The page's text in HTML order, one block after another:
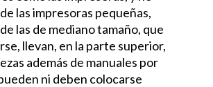
las impresoras pequeñas,
las de mediano tamaño, que
llevan, en la parte superior,
además de manuales por
ni deben colocarse